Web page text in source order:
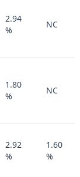
2.94
%
NC
1.80
%
NC
2.92
%
1.60
%